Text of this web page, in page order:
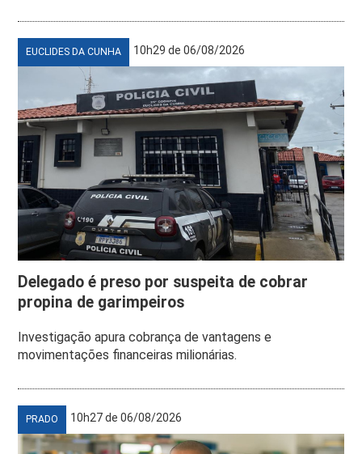
EUCLIDES DA CUNHA 10h29 de 06/08/2026
Delegado é preso por suspeita de cobrar
propina de garimpeiros
Investigação apura cobrança de vantagens e
movimentações financeiras milionárias.
PRADO 10h27 de 06/08/2026